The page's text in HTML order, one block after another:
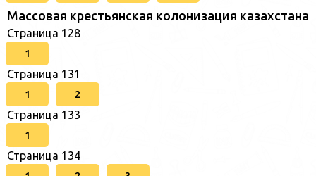
Массовая крестьянская колонизация казахстана
Страница 128
1
Страница 131
1 2
Страница 133
1
Страница 134